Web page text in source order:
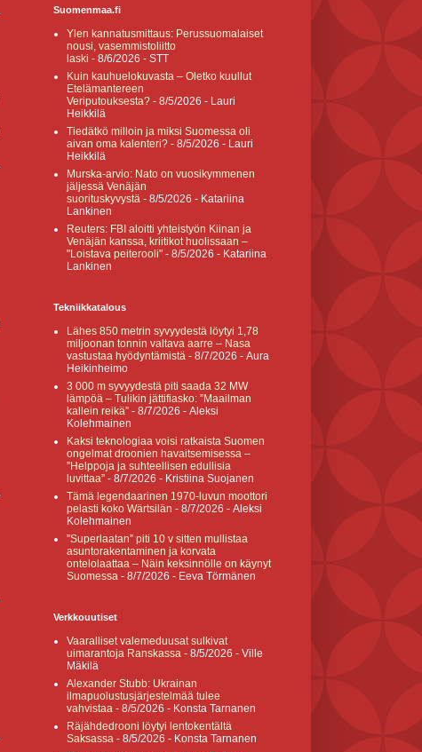
Suomenmaa.fi
Ylen kannatusmittaus: Perussuomalaiset
nousi, vasemmistoliitto
laski - 8/6/2026 - STT
Kuin kauhuelokuvasta – Oletko kuullut
Etelämantereen
Veriputouksesta? - 8/5/2026 - Lauri
Heikkilä
Tiedätkö milloin ja miksi Suomessa oli
aivan oma kalenteri? - 8/5/2026 - Lauri
Heikkilä
Murska-arvio: Nato on vuosikymmenen
jäljessä Venäjän
suorituskyvystä - 8/5/2026 - Katariina
Lankinen
Reuters: FBI aloitti yhteistyön Kiinan ja
Venäjän kanssa, kriitikot huolissaan –
"Loistava peiterooli" - 8/5/2026 - Katariina
Lankinen
Tekniikkatalous
Lähes 850 metrin syvyydestä löytyi 1,78
miljoonan tonnin valtava aarre – Nasa
vastustaa hyödyntämistä - 8/7/2026 - Aura
Heikinheimo
3 000 m syvyydestä piti saada 32 MW
lämpöä – Tulikin jättifiasko: ”Maailman
kallein reikä” - 8/7/2026 - Aleksi
Kolehmainen
Kaksi teknologiaa voisi ratkaista Suomen
ongelmat droonien havaitsemisessa –
”Helppoja ja suhteellisen edullisia
luvittaa” - 8/7/2026 - Kristiina Suojanen
Tämä legendaarinen 1970-luvun moottori
pelasti koko Wärtsilän - 8/7/2026 - Aleksi
Kolehmainen
”Superlaatan” piti 10 v sitten mullistaa
asuntorakentaminen ja korvata
ontelolaattaa – Näin keksinnölle on käynyt
Suomessa - 8/7/2026 - Eeva Törmänen
Verkkouutiset
Vaaralliset valemeduusat sulkivat
uimarantoja Ranskassa - 8/5/2026 - Ville
Mäkilä
Alexander Stubb: Ukrainan
ilmapuolustusjärjestelmää tulee
vahvistaa - 8/5/2026 - Konsta Tarnanen
Räjähdedrooni löytyi lentokentältä
Saksassa - 8/5/2026 - Konsta Tarnanen